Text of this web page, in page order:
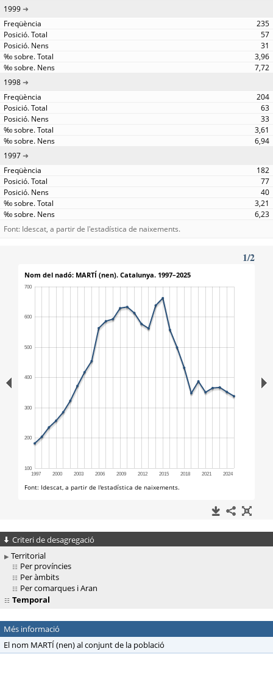
1999
235
57
31
3,96
7,72
1998
204
63
33
3,61
6,94
1997
182
77
40
3,21
6,23
Font: Idescat, a partir de l'estadística de naixements.
Criteri de desagregació
Territorial
Per províncies
Per àmbits
Per comarques i Aran
Temporal
Més informació
El nom MARTÍ (nen) al conjunt de la població